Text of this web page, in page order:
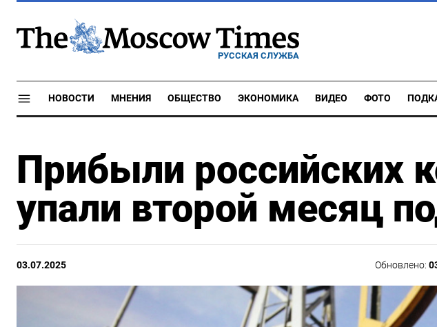
РУССКАЯ СЛУЖБА
НОВОСТИ МНЕНИЯ ОБЩЕСТВО ЭКОНОМИКА ВИДЕО ФОТО
Прибыли российских
упали второй месяц
03.07.2025 Обновлено: